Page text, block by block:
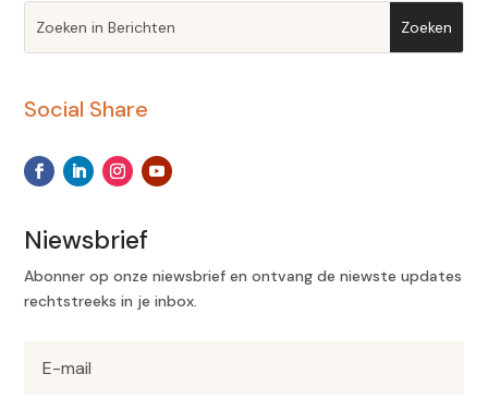
Social Share
Niewsbrief
Abonner op onze niewsbrief en ontvang de niewste updates
rechtstreeks in je inbox.